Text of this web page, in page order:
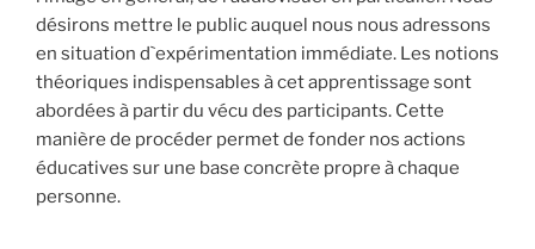
désirons mettre le public auquel nous nous adressons
en situation d`expérimentation immédiate. Les notions
théoriques indispensables à cet apprentissage sont
abordées à partir du vécu des participants. Cette
manière de procéder permet de fonder nos actions
éducatives sur une base concrète propre à chaque
personne.